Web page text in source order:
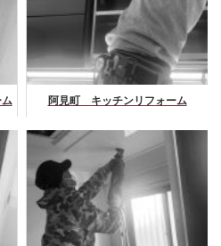
阿見町 キッチンリフォーム